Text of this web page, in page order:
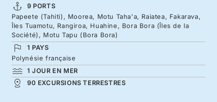
culture polynésienne, suivie d’une immersion
au cœur de l’extraordinaire biodiversité de la
réserve de biosphère de Fakarava, inscrite à
l’UNESCO. Le voyage s’achève par une ultime
immersion dans le lagon de Bora Bora, où la
silhouette escarpée du mont Otemanu se
9 PORTS
Papeete (Tahiti), Moorea, Motu Taha'a, Raiatea, Fakarava,
Îles Tuamotu, Rangiroa, Huahine, Bora Bora (Îles de la
Société), Motu Tapu (Bora Bora)
1 PAYS
Polynésie française
1 JOUR EN MER
90 EXCURSIONS TERRESTRES